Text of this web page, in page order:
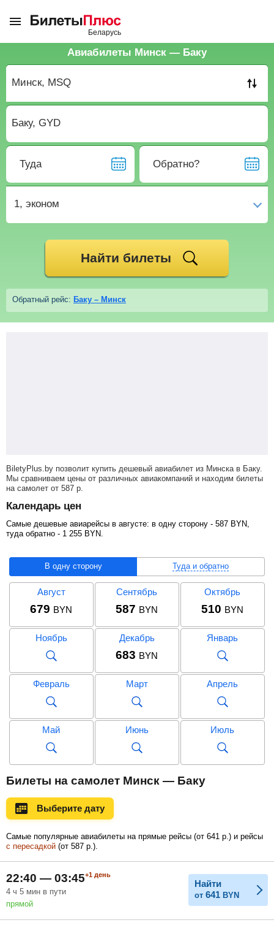
Авиабилеты Минск — Баку
Туда Обратно?
1, эконом
Найти билеты
Обратный рейс: Баку – Минск
BiletyPlus.by позволит купить дешевый авиабилет из Минска в Баку.
Мы сравниваем цены от различных авиакомпаний и находим билеты
на самолет от 587 р
Календарь цен
Самые дешевые авиарейсы в августе: в одну сторону - 587 BYN
туда обратно - 1 255 BYN
В одну сторону Туда и обратно
Август
679 BYN
Сентябрь
587 BYN
Октябрь
510 BYN
Ноябрь Декабрь
683 BYN
Январь
Февраль Март Апрель
Май Июнь Июль
Сентябрь
Ноябрь
Билеты на самолет Минск — Баку
Выберите дату
Самые популярные авиабилеты на прямые рейсы (от 641 р. ) и рейсы
с пересадкой (от 587 р. ).
22:40 — 03:45+1 день
4 ч 5 мин в пути
прямой
Найти
от 641 BYN